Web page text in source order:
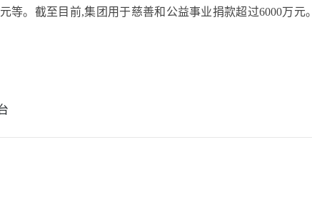
等。截至目前,集团用于慈善和公益事业捐款超过6000万元。